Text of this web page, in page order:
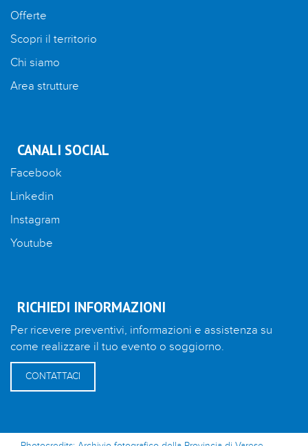
Offerte
Scopri il territorio
Chi siamo
Area strutture
CANALI SOCIAL
Facebook
Linkedin
Instagram
Youtube
RICHIEDI INFORMAZIONI
Per ricevere preventivi, informazioni e assistenza su
come realizzare il tuo evento o soggiorno.
CONTATTACI